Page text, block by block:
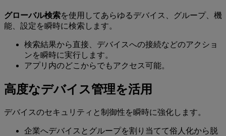
グローバル検索を使用してあらゆるデバイス、グループ、機
能、設定を瞬時に検索します。
検索結果から直接、デバイスへの接続などのアクショ
ンを瞬時に実行します。
アプリ内のどこからでもアクセス可能。
高度なデバイス管理を活用
デバイスのセキュリティと制御性を瞬時に強化します。
企業へデバイスとグループを割り当てて俗人化から脱